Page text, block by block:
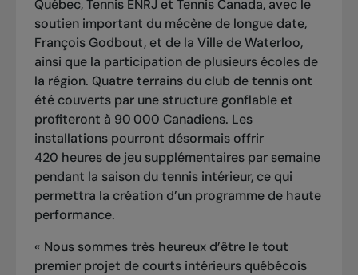
Québec, Tennis ENRJ et Tennis Canada, avec le
soutien important du mécène de longue date,
François Godbout, et de la Ville de Waterloo,
ainsi que la participation de plusieurs écoles de
la région. Quatre terrains du club de tennis ont
été couverts par une structure gonflable et
profiteront à 90 000 Canadiens. Les
installations pourront désormais offrir
420 heures de jeu supplémentaires par semaine
pendant la saison du tennis intérieur, ce qui
permettra la création d’un programme de haute
performance.
« Nous sommes très heureux d’être le tout
premier projet de courts intérieurs québécois